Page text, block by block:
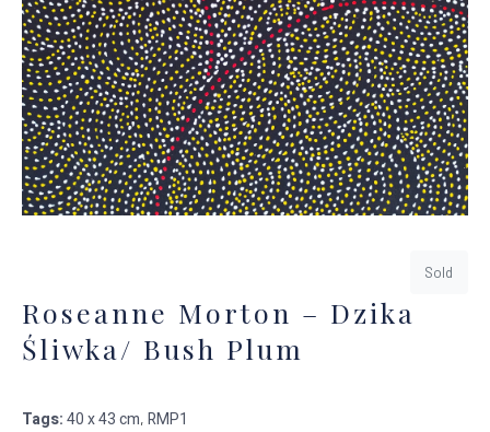
Sold
Roseanne Morton – Dzika
Śliwka/ Bush Plum
Tags:40 x 43 cm, RMP1